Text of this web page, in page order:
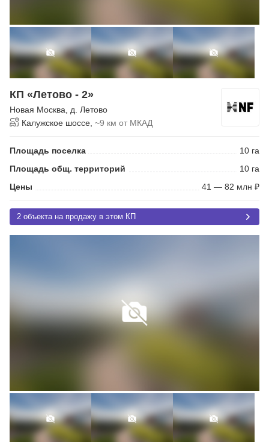
КП «Летово - 2»
Новая Москва
д. Летово
Калужское шоссе, ~9 км от МКАД
Площадь поселка
10 га
Площадь общ. территорий
10 га
Цены
41 — 82 млн ₽
2 объекта на продажу в этом КП